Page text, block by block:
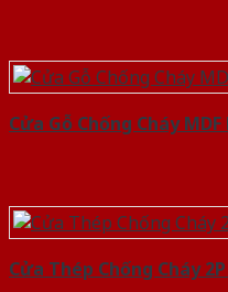
Cửa Gỗ Chống Cháy
Cửa Thép Chống Cháy